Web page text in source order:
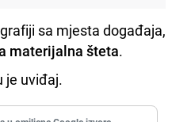
sa mjesta događaja,
materijalna šteta.
je uviđaj.